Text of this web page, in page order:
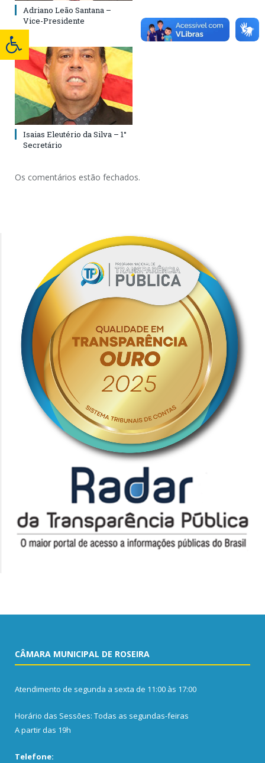
Adriano Leão Santana –
Vice-Presidente
Isaias Eleutério da Silva – 1°
Secretário
Os comentários estão fechados.
CÂMARA MUNICIPAL DE ROSEIRA
Atendimento de segunda a sexta de 11:00 às 17:00
Horário das Sessões: Todas as segundas-feiras
A partir das 19h
Telefone: